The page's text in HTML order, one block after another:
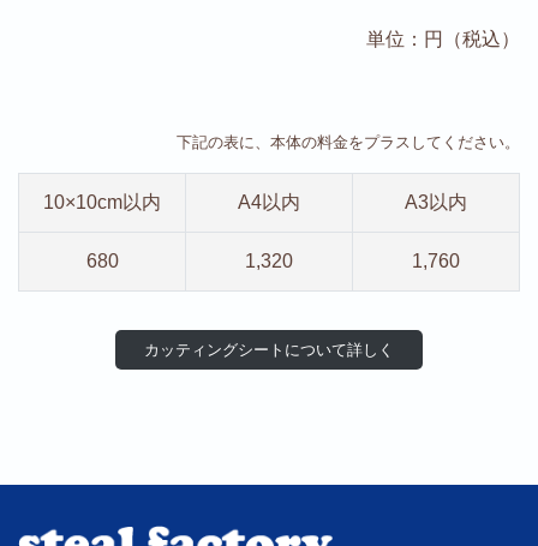
単位：円（税込）
下記の表に、本体の料金をプラスしてください。
10×10cm以内 A4以内 A3以内
680 1,320 1,760
カッティングシートについて詳し く